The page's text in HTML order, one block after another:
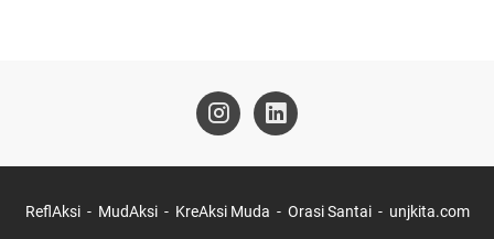
ReflAksi MudAksi KreAksi Muda Orasi Santai unjkita.com